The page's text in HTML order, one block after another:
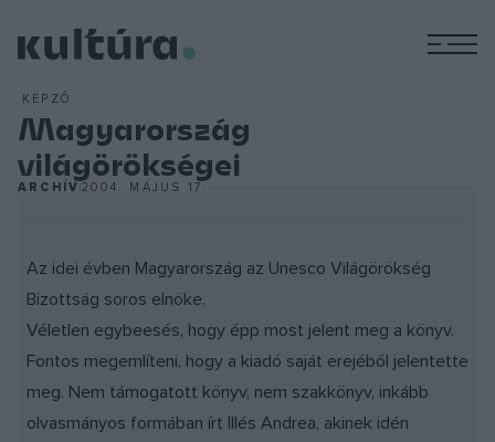
KÉPZŐ
Magyarország
világörökségei
ARCHÍV2004. MÁJUS 17.
Az idei évben Magyarország az Unesco Világörökség
Bizottság soros elnöke.
Véletlen egybeesés, hogy épp most jelent meg a könyv.
Fontos megemlíteni, hogy a kiadó saját erejéből jelentette
meg. Nem támogatott könyv, nem szakkönyv, inkább
olvasmányos formában írt Illés Andrea, akinek idén